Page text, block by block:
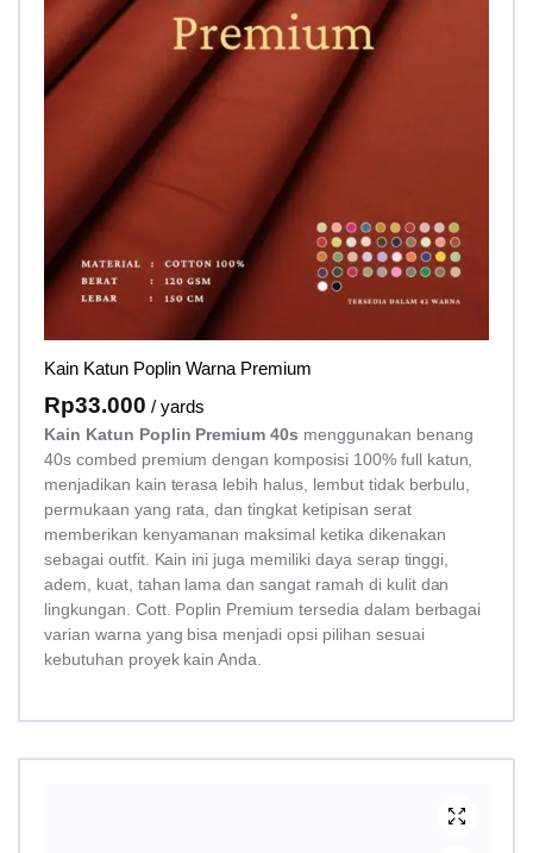
Kain Katun Poplin Warna Premium
Rp33.000 / yards
Kain Katun Poplin Premium 40s menggunakan benang
40s combed premium dengan komposisi 100% full katun,
menjadikan kain terasa lebih halus, lembut tidak berbulu,
permukaan yang rata, dan tingkat ketipisan serat
memberikan kenyamanan maksimal ketika dikenakan
sebagai outfit. Kain ini juga memiliki daya serap tinggi,
adem, kuat, tahan lama dan sangat ramah di kulit dan
lingkungan. Cott. Poplin Premium tersedia dalam berbagai
varian warna yang bisa menjadi opsi pilihan sesuai
kebutuhan proyek kain Anda.